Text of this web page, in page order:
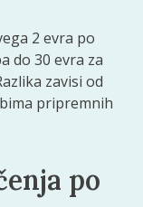
2 evra po
do 30 evra za
zavisi od
pripremnih
po